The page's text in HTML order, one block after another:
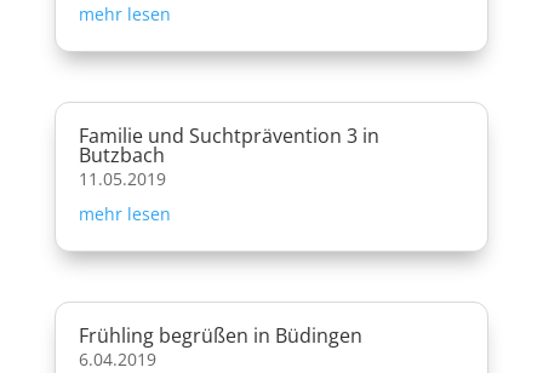
mehr lesen
Familie und Suchtprävention 3 in
Butzbach
11.05.2019
mehr lesen
Frühling begrüßen in Büdingen
6.04.2019